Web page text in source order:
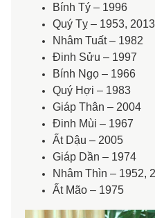
Bính Tý – 1996
Quý Tỵ – 1953, 2013
Nhâm Tuất – 1982
Đinh Sửu – 1997
Bính Ngọ – 1966
Quý Hợi – 1983
Giáp Thân – 2004
Đinh Mùi – 1967
Ất Dậu – 2005
Giáp Dần – 1974
Nhâm Thìn – 1952,
Ất Mão – 1975